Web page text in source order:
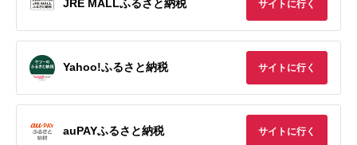
JRE MALLふるさと納税 サイトに行く
Yahoo!ふるさと納税 サイトに行く
auPAYふるさと納税 サイトに行く